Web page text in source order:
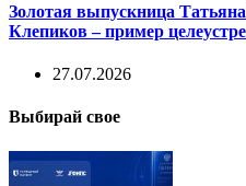
Золотая выпускница
Клепиков – пример
27.07.2026
Выбирай свое